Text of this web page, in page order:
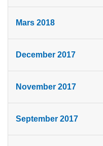
Mars 2018
December 2017
November 2017
September 2017